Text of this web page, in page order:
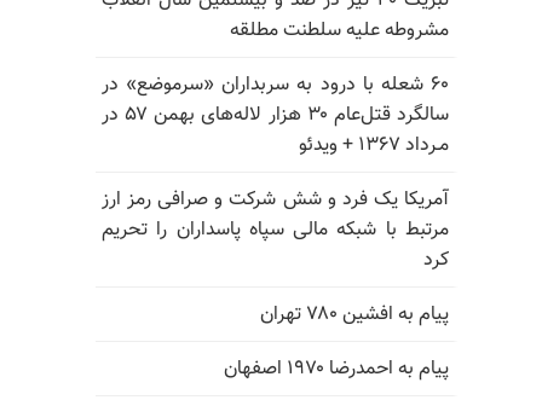
مشروطه علیه سلطنت مطلقه
۶۰ شعله با درود به سربداران «سرموضع» در
سالگرد قتل‌عام ۳۰ هزار لاله‌های بهمن ۵۷ در
مـرداد ۱۳۶۷ + ویدئو
آمریکا یک فرد و شش شرکت و صرافی رمز ارز
مرتبط با شبکه مالی سپاه پاسداران را تحریم
کرد
پیام به افشین ۷۸۰ تهران
پیام به احمدرضا ۱۹۷۰ اصفهان